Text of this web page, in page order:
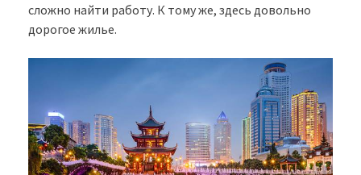
сложно найти работу. К тому же, здесь довольно
дорогое жилье.